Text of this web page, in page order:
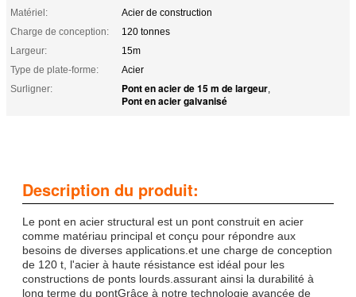
Matériel:
Acier de construction
Charge de conception:
120 tonnes
Largeur:
15m
Type de plate-forme:
Acier
Surligner:
Pont en acier de 15 m de largeur,
Pont en acier galvanisé
Description du produit:
Le pont en acier structural est un pont construit en acier
comme matériau principal et conçu pour répondre aux
besoins de diverses applications.et une charge de conception
de 120 t, l'acier à haute résistance est idéal pour les
constructions de ponts lourds.assurant ainsi la durabilité à
long terme du pontGrâce à notre technologie avancée de